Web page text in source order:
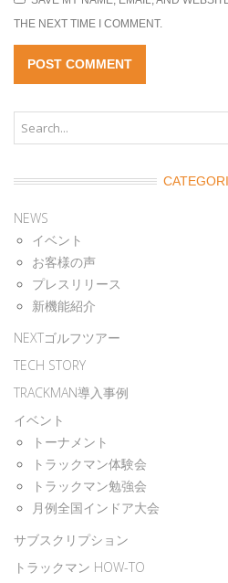
THE NEXT TIME I COMMENT.
NEWS
イベント
お客様の声
プレスリリース
新機能紹介
NEXTゴルフツアー
TECH STORY
TRACKMAN導入事例
イベント
トーナメント
トラックマン体験会
トラックマン勉強会
月例全国インドア大会
サブスクリプション
トラックマン HOW-TO